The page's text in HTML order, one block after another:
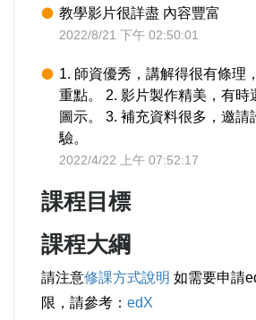
教學影片很詳盡 內容豐富
2022/8/21 下午 02:50:01
1. 師資優秀，講解得很有條理
重點。 2. 影片製作精美，有時
圖示。 3. 補充資料很多，邀請
驗。
2022/4/22 上午 07:52:17
課程目標
課程大綱
請注意修課方式說明 如需要申請
限，請參考： edX